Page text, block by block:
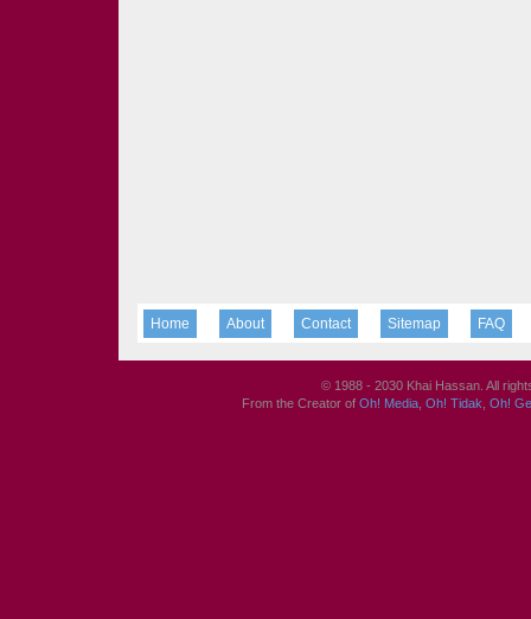
Home About Contact Sitemap FAQ
© 1988 - 2030 Khai Hassan. All
From the Creator of Oh! Media Oh! Tidak Oh!